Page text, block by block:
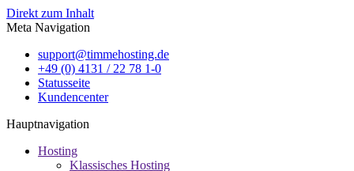
Direkt zum Inhalt
Meta Navigation
support@timmehosting.de
+49 (0) 4131 / 22 78 1-0
Statusseite
Kundencenter
Hauptnavigation
Hosting
Klassisches Hosting